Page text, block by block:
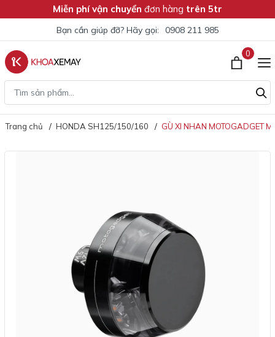
Miễn phí vận chuyển đơn hàng trên 5tr
Bạn cần giúp đỡ? Hãy gọi: 0908 211 985
0
Trang chủ HONDA SH125/150/160 GÙ XI NHAN MOTOGADGET